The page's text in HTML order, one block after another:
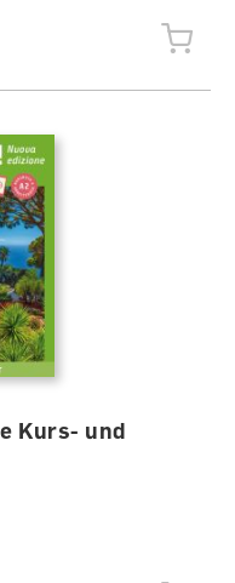
Kurs- und